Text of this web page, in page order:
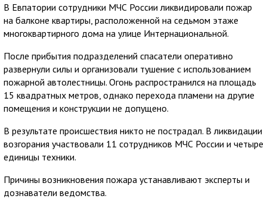
В Евпатории сотрудники МЧС России ликвидировали пожар
на балконе квартиры, расположенной на седьмом этаже
многоквартирного дома на улице Интернациональной.
После прибытия подразделений спасатели оперативно
развернули силы и организовали тушение с использованием
пожарной автолестницы. Огонь распространился на площадь
15 квадратных метров, однако перехода пламени на другие
помещения и конструкции не допущено.
В результате происшествия никто не пострадал. В ликвидации
возгорания участвовали 11 сотрудников МЧС России и четыре
единицы техники.
Причины возникновения пожара устанавливают эксперты и
дознаватели ведомства.